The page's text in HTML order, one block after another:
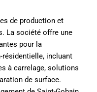
de production et
La société offre une
pour la
incluant
à carrelage, solutions
de surface.